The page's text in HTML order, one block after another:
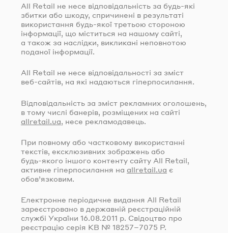
All Retail не несе відповідальність за будь-які
збитки або шкоду, спричинені в результаті
використання будь-якої третьою стороною
інформації, що міститься на нашому сайті,
а також за наслідки, викликані неповнотою
поданої інформації.
All Retail не несе відповідальності за зміст
веб-сайтів, на які надаються гіперпосилання.
Відповідальність за зміст рекламних оголошень,
в тому числі банерів, розміщених на сайті
allretail.ua , несе рекламодавець.
При повному або частковому використанні
текстів, ексклюзивних зображень або
будь-якого іншого контенту сайту All Retail,
активне гіперпосилання на allretail.ua є
обов’язковим.
Електронне періодичне видання All Retail
зареєстровано в державній реєстраційній
службі України 16.08.2011 р. Свідоцтво про
реєстрацію серія КВ № 18257–7075 Р.